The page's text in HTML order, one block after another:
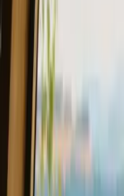
naturen på din måte